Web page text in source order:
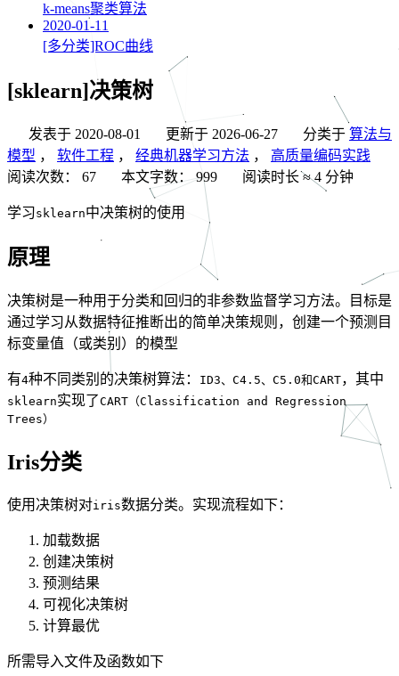
k-means聚类算法
2020-01-11
[多分类]ROC曲线
[sklearn]决策树
发表于 2020-08-01 更新于 2026-06-27 分类于 算法与
模型 ， 软件工程 ， 经典机器学习方法 ， 高质量编码实践
阅读次数：
67 本文字数： 999 阅读时长 ≈ 4 分钟
学习sklearn中决策树的使用
原理
决策树是一种用于分类和回归的非参数监督学习方法。目标是
通过学习从数据特征推断出的简单决策规则，创建一个预测目
标变量值（或类别）的模型
有4种不同类别的决策树算法： ID3、C4.5、C5.0和CART，其中
sklearn实现了CART（Classification and Regression
Trees）
Iris分类
使用决策树对iris数据分类。实现流程如下：
加载数据
创建决策树
预测结果
可视化决策树
计算最优
所需导入文件及函数如下